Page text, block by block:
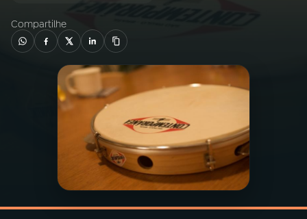
INÍCIO
02A RÁDIO
PROGRAMAÇÃO
PROGRAMAS
PODCASTS
Compartilhe